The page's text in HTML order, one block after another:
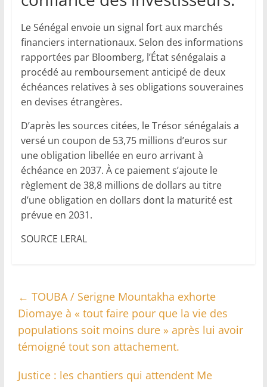
Le Sénégal envoie un signal fort aux marchés
financiers internationaux. Selon des informations
rapportées par Bloomberg, l’État sénégalais a
procédé au remboursement anticipé de deux
échéances relatives à ses obligations souveraines
en devises étrangères.
D’après les sources citées, le Trésor sénégalais a
versé un coupon de 53,75 millions d’euros sur
une obligation libellée en euro arrivant à
échéance en 2037. À ce paiement s’ajoute le
règlement de 38,8 millions de dollars au titre
d’une obligation en dollars dont la maturité est
prévue en 2031.
SOURCE LERAL
← TOUBA / Serigne Mountakha exhorte
Diomaye à « tout faire pour que la vie des
populations soit moins dure » après lui avoir
témoigné tout son attachement.
Justice : les chantiers qui attendent Me